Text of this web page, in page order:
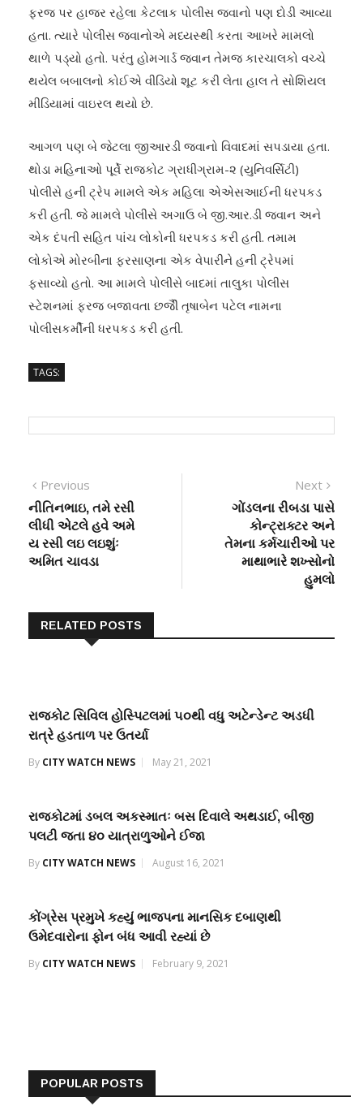
ફરજ પર હાજર રહેલા કેટલાક પોલીસ જવાનો પણ દોડી આવ્યા
હતા. ત્યારે પોલીસ જવાનોએ મધ્યસ્થી કરતા આખરે મામલો
થાળે પડ્યો હતો. પરંતુ હોમગાર્ડ જવાન તેમજ કારચાલકો વચ્ચે
થયેલ બબાલનો કોઈએ વીડિયો શૂટ કરી લેતા હાલ તે સોશિયલ
મીડિયામાં વાઇરલ થયો છે.
આગળ પણ બે જેટલા જીઆરડી જવાનો વિવાદમાં સપડાયા હતા.
થોડા મહિનાઓ પૂર્વે રાજકોટ ગ્રાધીગ્રામ-૨ (યુનિવર્સિટી)
પોલીસે હની ટ્રેપ મામલે એક મહિલા એએસઆઈની ધરપકડ
કરી હતી. જે મામલે પોલીસે અગાઉ બે જી.આર.ડી જવાન અને
એક દંપતી સહિત પાંચ લોકોની ધરપકડ કરી હતી. તમામ
લોકોએ મોરબીના ફરસાણના એક વેપારીને હની ટ્રેપમાં
ફસાવ્યો હતો. આ મામલે પોલીસે બાદમાં તાલુકા પોલીસ
સ્ટેશનમાં ફરજ બજાવતા છજીૈં તૃષાબેન પટેલ નામના
પોલીસકર્મીની ધરપકડ કરી હતી.
TAGS:
Post
navigation
Previous
post:
નીતિનભાઇ, તમે રસી
લીધી એટલે હવે અમે
ય રસી લઇ લઇશુંઃ
અમિત ચાવડા
Next
post:
ગોંડલના રીબડા પાસે
કોન્ટ્રાક્ટર અને
તેમના કર્મચારીઓ પર
માથાભારે શખ્સોનો
હુમલો
RELATED POSTS
રાજકોટ સિવિલ હોસ્પિટલમાં ૫૦થી વધુ અટેન્ડેન્ટ અડધી
રાત્રે હડતાળ પર ઉતર્યા
By CITY WATCH NEWS May 21, 2021
રાજકોટમાં ડબલ અકસ્માતઃ બસ દિવાલે અથડાઈ, બીજી
પલટી જતા ૪૦ યાત્રાળુઓને ઈજા
By CITY WATCH NEWS August 16, 2021
કોંગ્રેસ પ્રમુખે કહ્યું ભાજપના માનસિક દબાણથી
ઉમેદવારોના ફોન બંધ આવી રહ્યાં છે
By CITY WATCH NEWS February 9, 2021
POPULAR POSTS